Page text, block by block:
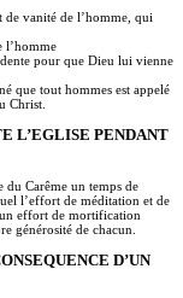
de vanité de l’homme, qui
l’homme
pour que Dieu lui vienne
que tout hommes est appelé
Christ.
L’EGLISE PENDANT
du Carême un temps de
l’effort de méditation et de
effort de mortification
générosité de chacun.
D’UN